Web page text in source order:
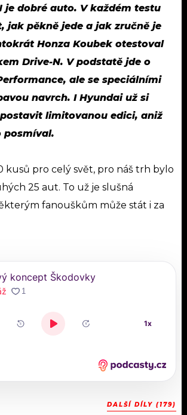
je dobré auto. V každém testu
jak pěkně jede a jak zručně je
Honza Koubek otestoval
Drive-N. V podstatě jde o
ale se speciálními
navrch. I Hyundai už si
limitovanou edici, aniž
posmíval.
kusů pro celý svět, pro náš trh bylo
25 aut. To už je slušná
fanouškům může stát i za
DALŠÍ DÍLY (179)